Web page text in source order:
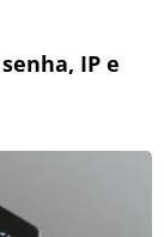
IP e